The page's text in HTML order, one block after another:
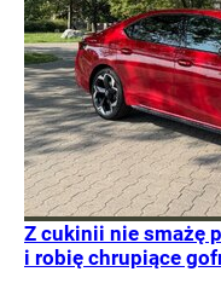
Z cukinii nie smażę
i robię chrupiące